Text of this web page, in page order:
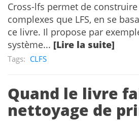
Cross-lfs permet de
complexes que LFS, en se
ce livre. Il propose par
système... [Lire la suite]
Tags: CLFS
Quand le livre
nettoyage de